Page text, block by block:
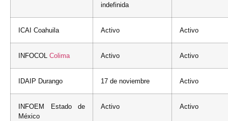
indefinida
ICAI Coahuila Activo Activo
INFOCOL Colima Activo Activo
IDAIP Durango 17 de noviembre Activo
INFOEM Estado de
México
Activo Activo